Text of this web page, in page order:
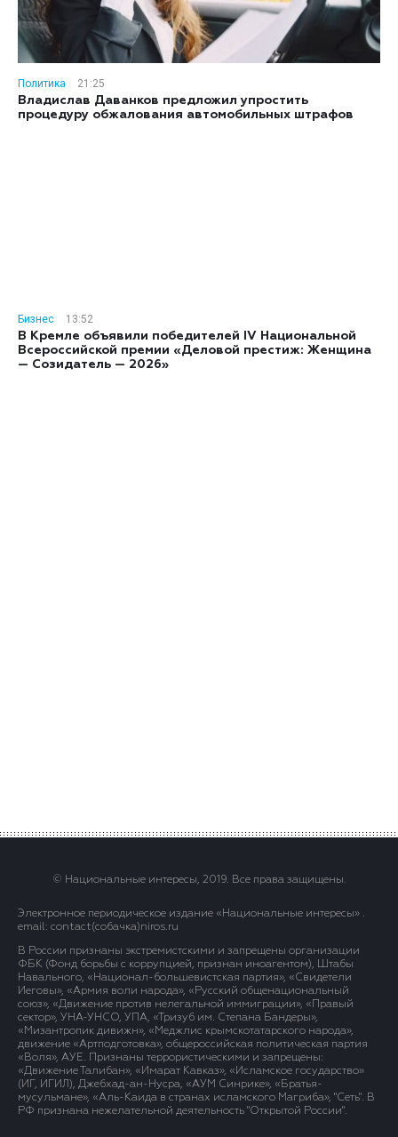
Политика
21:25
Владислав Даванков предложил упростить
процедуру обжалования автомобильных штрафов
Бизнес
13:52
В Кремле объявили победителей IV Национальной
Всероссийской премии «Деловой престиж: Женщина
— Созидатель — 2026»
© Национальные интересы, 2019. Все права защищены.
Электронное периодическое издание «Национальные интересы» .
email: contact(сoбaчка)niros.ru
В России признаны экстремистскими и запрещены организации
ФБК (Фонд борьбы с коррупцией, признан иноагентом), Штабы
Навального, «Национал-большевистская партия», «Свидетели
Иеговы», «Армия воли народа», «Русский общенациональный
союз», «Движение против нелегальной иммиграции», «Правый
сектор», УНА-УНСО, УПА, «Тризуб им. Степана Бандеры»,
«Мизантропик дивижн», «Меджлис крымскотатарского народа»,
движение «Артподготовка», общероссийская политическая партия
«Воля», АУЕ. Признаны террористическими и запрещены:
«Движение Талибан», «Имарат Кавказ», «Исламское государство»
(ИГ, ИГИЛ), Джебхад-ан-Нусра, «АУМ Синрике», «Братья-
мусульмане», «Аль-Каида в странах исламского Магриба», "Сеть". В
РФ признана нежелательной деятельность "Открытой России".